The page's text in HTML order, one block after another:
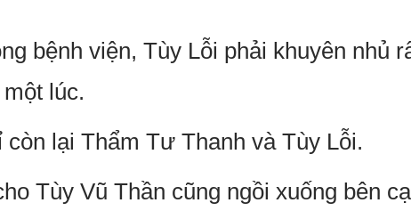
bệnh viện, Tùy Lỗi phải khuyên nhủ
lúc.
lại Thẩm Tư Thanh và Tùy Lỗi.
Tùy Vũ Thần cũng ngồi xuống bên